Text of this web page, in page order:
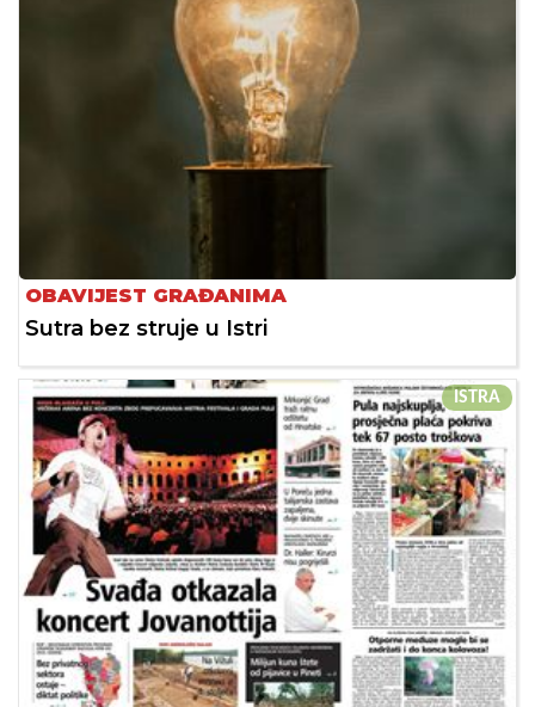
OBAVIJEST GRAĐANIMA
Sutra bez struje u Istri
ISTRA